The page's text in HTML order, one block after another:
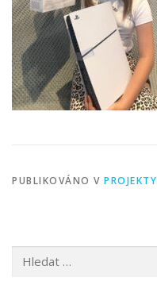
PUBLIKOVÁNO V PROJEKTY